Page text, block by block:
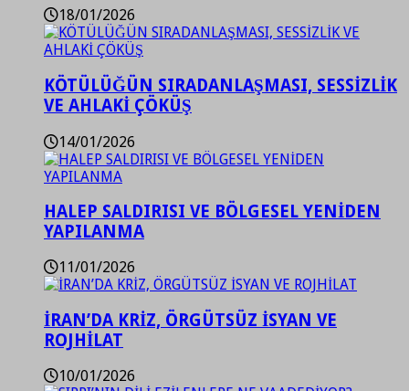
18/01/2026
KÖTÜLÜĞÜN SIRADANLAŞMASI, SESSİZLİK
VE AHLAKİ ÇÖKÜŞ
14/01/2026
HALEP SALDIRISI VE BÖLGESEL YENİDEN
YAPILANMA
11/01/2026
İRAN’DA KRİZ, ÖRGÜTSÜZ İSYAN VE
ROJHİLAT
10/01/2026